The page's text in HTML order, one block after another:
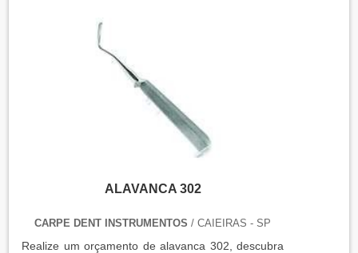
ALAVANCA 302
CARPE DENT INSTRUMENTOS / CAIEIRAS - SP
Realize um orçamento de alavanca 302, descubra